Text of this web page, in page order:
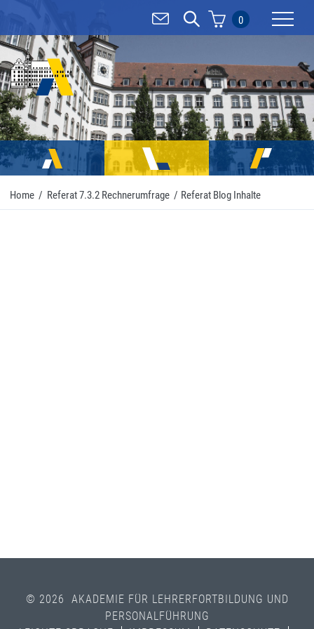
0
Home / Referat 7.3.2 Rechnerumfrage / Referat Blog Inhalte
© 2026 AKADEMIE FÜR LEHRERFORTBILDUNG UND
PERSONALFÜHRUNG